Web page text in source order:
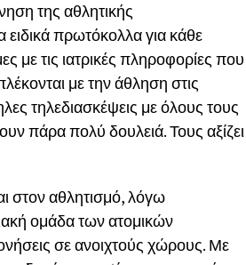
της αθλητικής
ειδικά πρωτόκολλα για κάθε
με τις ιατρικές πληροφορίες που
με την άθληση στις
τηλεδιασκέψεις με όλους τους
πάρα πολύ δουλειά. Τους αξίζει
στον αθλητισμό, λόγω
ομάδα των ατομικών
σε ανοιχτούς χώρους. Με